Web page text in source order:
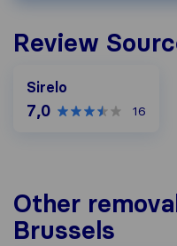
Review
Sirelo
7,0 16
Other
Brussels